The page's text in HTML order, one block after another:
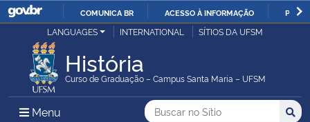
IR
COMUNICA BR ACESSO À INFORMAÇÃO
Ministério da Justiça e Segurança Pública
Ministério da Defesa
LANGUAGES INTERNATIONAL SÍTIOS DA UFSM
História
Curso de Graduação – Campus Santa Maria – UFSM
Menu Menu Principal do Sítio
Busca
Buscar no no Sítio
Busca: